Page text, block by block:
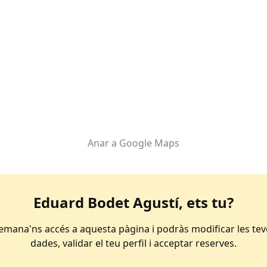
Anar a Google Maps
Eduard Bodet Agustí, ets tu?
accés a aquesta pàgina i podràs modificar les
dades, validar el teu perfil i acceptar reserves.